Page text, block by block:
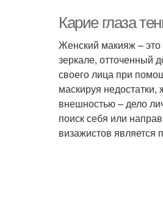
Карие глаза
Женский макияж –
зеркале, отточенный
своего лица при
маскируя
внешностью – дело
поиск себя или
визажистов является